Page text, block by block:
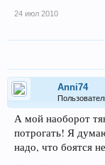
24 июл 2010
Anni74
А мой наоборот
потрогать! Я
надо, что боятся